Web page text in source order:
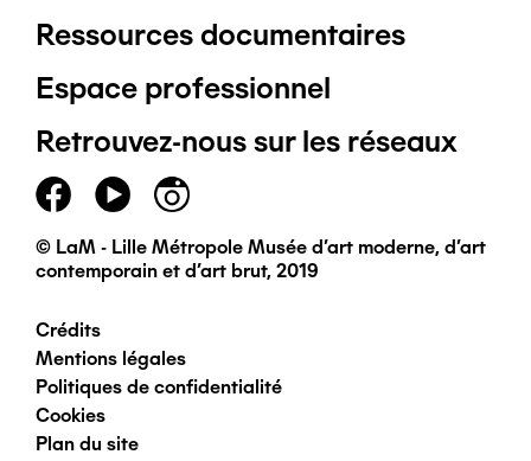
Pied
de
page
principal
Ressources documentaires
Espace professionnel
Retrouvez-nous sur les réseaux
© LaM - Lille Métropole Musée d'art moderne, d'art
contemporain et d'art brut, 2019
Pied
de
Crédits
Mentions légales
Politiques de confidentialité
Cookies
Plan du site